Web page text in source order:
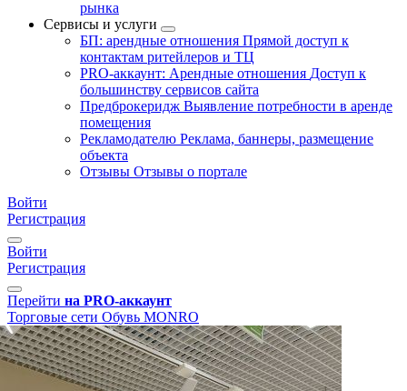
рынка
Сервисы и услуги
БП: арендные отношения Прямой доступ к
контактам ритейлеров и ТЦ
PRO-аккаунт: Арендные отношения Доступ к
большинству сервисов сайта
Предброкеридж Выявление потребности в аренде
помещения
Рекламодателю Реклама, баннеры, размещение
объекта
Отзывы Отзывы о портале
Войти
Регистрация
Войти
Регистрация
Перейти на PRO-аккаунт
Торговые сети Обувь MONRO